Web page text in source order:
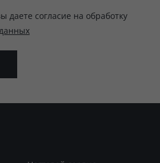
даете согласие на обработку